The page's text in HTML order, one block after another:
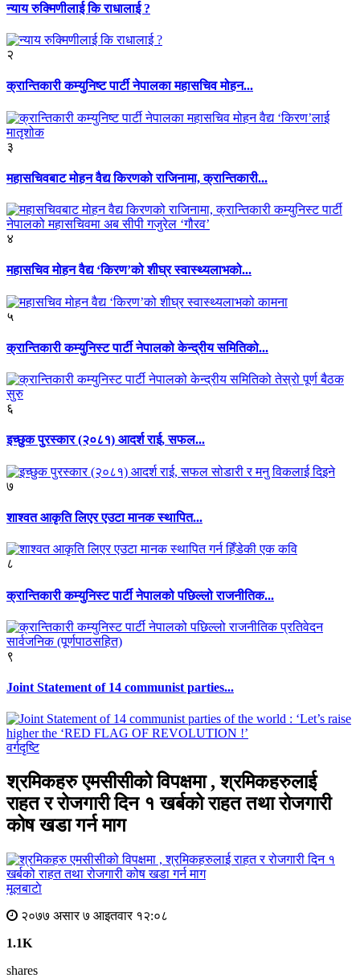
न्याय रुक्मिणीलाई कि राधालाई ?
२
क्रान्तिकारी कम्युनिष्ट पार्टी नेपालका महासचिव मोहन...
३
महासचिवबाट मोहन वैद्य किरणको राजिनामा, क्रान्तिकारी...
४
महासचिव मोहन वैद्य ‘किरण’को शीघ्र स्वास्थ्यलाभको...
५
क्रान्तिकारी कम्युनिस्ट पार्टी नेपालको केन्द्रीय समितिको...
६
इच्छुक पुरस्कार (२०८१) आदर्श राई, सफल...
७
शाश्वत आकृति लिएर एउटा मानक स्थापित...
८
क्रान्तिकारी कम्युनिस्ट पार्टी नेपालको पछिल्लो राजनीतिक...
९
Joint Statement of 14 communist parties...
वर्गदृष्टि
श्रमिकहरु एमसीसीको विपक्षमा , श्रमिकहरुलाई
राहत र रोजगारी दिन १ खर्बको राहत तथा रोजगारी
कोष खडा गर्न माग
मूलबाटाे
२०७७ असार ७ आइतवार १२:०८
1.1K
shares